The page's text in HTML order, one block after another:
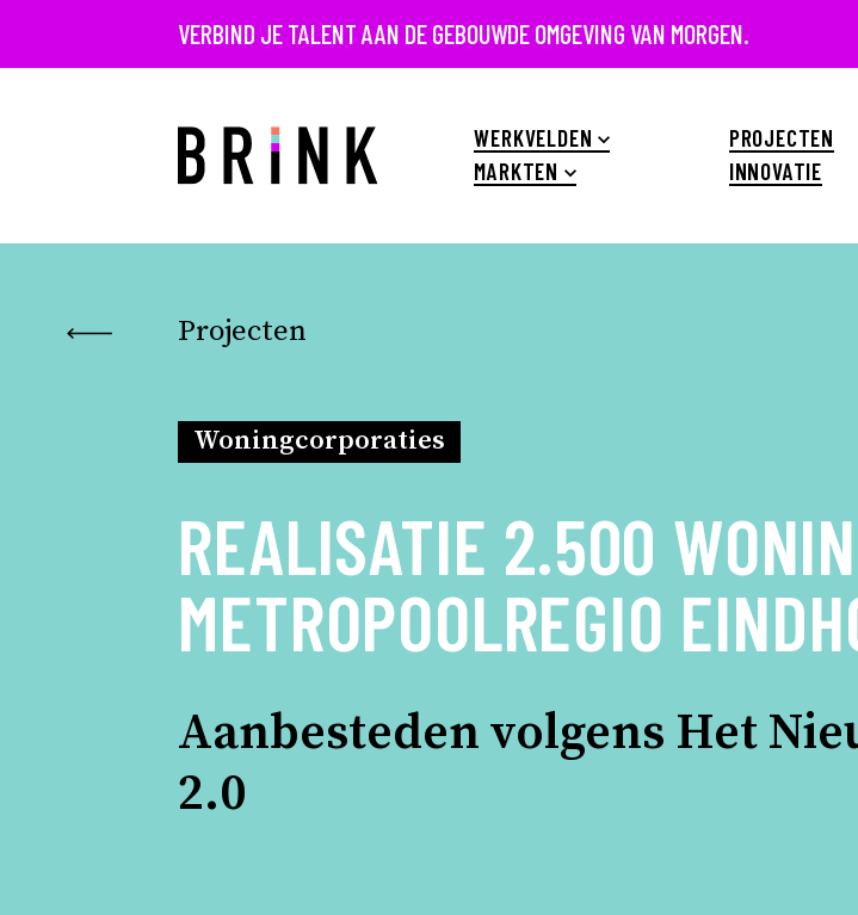
VERBIND JE TALENT AAN DE GEBOUWDE OMGEVING VAN MORGEN.
WERKVELDEN
MARKTEN
PROJECTEN
INNOVATIE
Projecten
Woningcorporaties
REALISATIE 2.500
METROPOOLREGIO
Aanbesteden volgens Het
2.0